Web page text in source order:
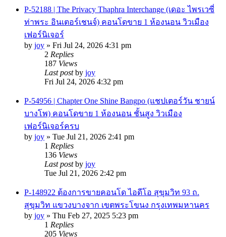
P-52188 | The Privacy Thaphra Interchange (เดอะ ไพรเวซี่
ท่าพระ อินเตอร์เชนจ์) คอนโดขาย 1 ห้องนอน วิวเมือง
เฟอร์นิเจอร์
by joy » Fri Jul 24, 2026 4:31 pm
2 Replies
187 Views
Last postby joy
Fri Jul 24, 2026 4:32 pm
P-54956 | Chapter One Shine Bangpo (แชปเตอร์วัน ชายน์
บางโพ) คอนโดขาย 1 ห้องนอน ชั้นสูง วิวเมือง
เฟอร์นิเจอร์ครบ
by joy » Tue Jul 21, 2026 2:41 pm
1 Replies
136 Views
Last postby joy
Tue Jul 21, 2026 2:42 pm
P-148922 ต้องการขายคอนโด ไอดีโอ สุขุมวิท 93 ถ.
สุขุมวิท แขวงบางจาก เขตพระโขนง กรุงเทพมหานคร
by joy » Thu Feb 27, 2025 5:23 pm
1 Replies
205 Views